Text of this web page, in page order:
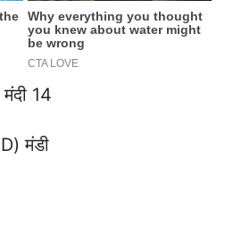
14
मंडी